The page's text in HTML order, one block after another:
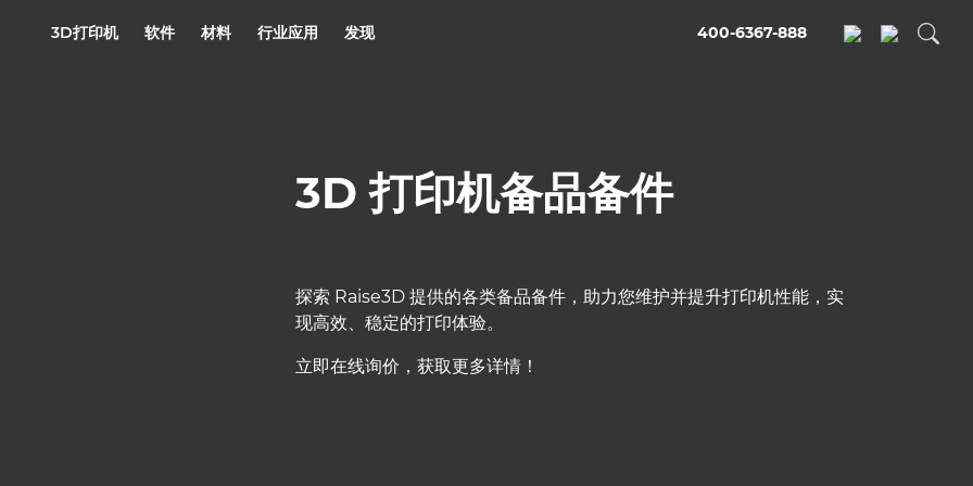
3D打印机 软件 材料 行业应用 发现 400-6367-888
3D 打印机备品备件
探索 Raise3D 提供的各类备品备件，助力您维护并提升打印机性能，实
现高效、稳定的打印体验。
立即在线询价，获取更多详情！